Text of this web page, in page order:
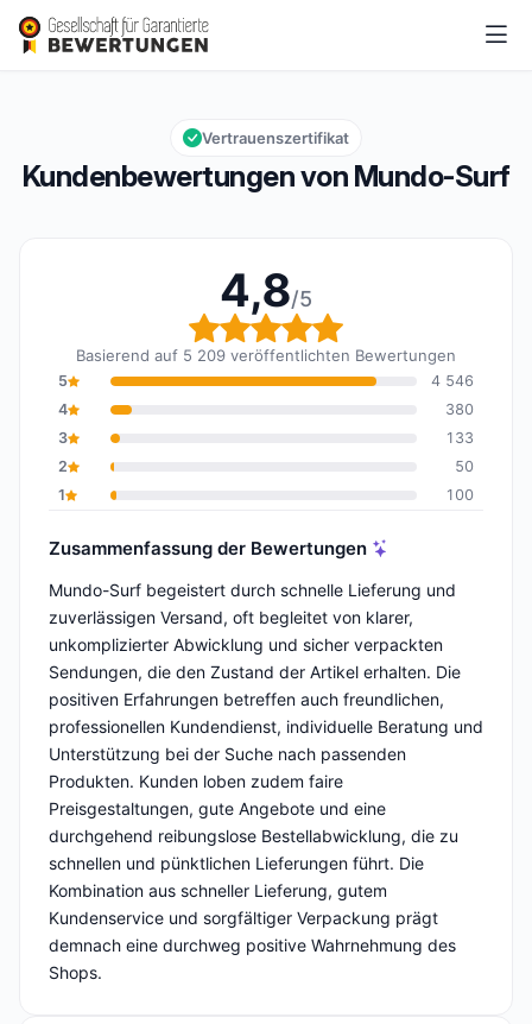
Mundo-Surf
Gesamtbewertung: 4,8 von 5
4,8/5
Kundenbewertungen von Mundo-Surf
Vertrauenszertifikat
4,8/5
Gesamtbewertung: 4,8
Basierend auf 5 209 veröffentlichten Bewertungen
5
4 546
4
380
3
133
2
50
1
100
Zusammenfassung der Bewertungen
Mundo-Surf begeistert durch schnelle Lieferung und
zuverlässigen Versand, oft begleitet von klarer,
unkomplizierter Abwicklung und sicher verpackten
Sendungen, die den Zustand der Artikel erhalten. Die
positiven Erfahrungen betreffen auch freundlichen,
professionellen Kundendienst, individuelle Beratung und
Unterstützung bei der Suche nach passenden
Produkten. Kunden loben zudem faire
Preisgestaltungen, gute Angebote und eine
durchgehend reibungslose Bestellabwicklung, die zu
schnellen und pünktlichen Lieferungen führt. Die
Kombination aus schneller Lieferung, gutem
Kundenservice und sorgfältiger Verpackung prägt
demnach eine durchweg positive Wahrnehmung des
Shops.